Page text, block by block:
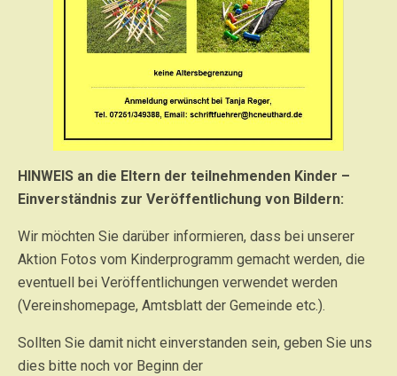
HINWEIS an die Eltern der teilnehmenden Kinder –
Einverständnis zur Veröffentlichung von Bildern:
Wir möchten Sie darüber informieren, dass bei unserer
Aktion Fotos vom Kinderprogramm gemacht werden, die
eventuell bei Veröffentlichungen verwendet werden
(Vereinshomepage, Amtsblatt der Gemeinde etc.).
Sollten Sie damit nicht einverstanden sein, geben Sie uns
dies bitte noch vor Beginn der